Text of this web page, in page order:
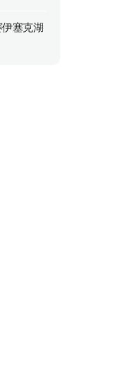
塞克湖